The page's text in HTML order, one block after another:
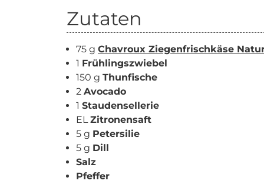
Zutaten
75 g Chavroux Ziegenfrischkäse
1 Frühlingszwiebel
150 g Thunfische
2 Avocado
1 Staudensellerie
ELZitronensaft
5 g Petersilie
5 g Dill
Salz
Pfeffer